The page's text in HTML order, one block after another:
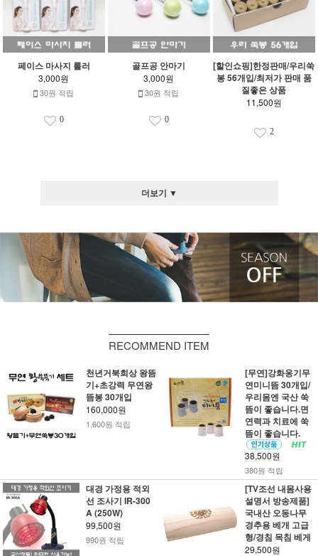
페이스 마사지 롤러
3,000원
30원 적립
0
골프공 안마기
3,000원
30원 적립
0
[할인쇼핑]한정판매/우리쑥
봉 56개입/최저가 판매 품
질좋은 상품
11,500원
2
더보기 ▼
RECOMMEND ITEM
천년거북희상 왕뜸
기+초강력 무연왕
뜸봉 30개입
160,000원
1,600원 적립
[무연]강화옹기무
연미니뜸 30개입/
우리몸엔 국산 쑥
뜸이 좋습니다.면
연력과 치료에 쑥
뜸이 좋습니다.
38,500원
380원 적립
대경 가정용 적외
선 조사기 IR-300
A (250W)
99,500원
990원 적립
[TV조선 내몸사용
설명서 방송제품]
국내산 오동나무
경추용 베개 고급
형/경침 목침 베게
29,500원